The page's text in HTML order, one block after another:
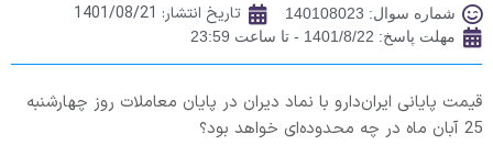
شماره سوال: 140108023 تاریخ انتشار: 1401/08/21
مهلت پاسخ: 1401/8/22 - تا ساعت 23:59
قیمت پایانی ايران‌دارو با نماد دیران در پایان معاملات روز چهارشنبه
25 آبان ماه در چه محدوده‌ای خواهد بود؟